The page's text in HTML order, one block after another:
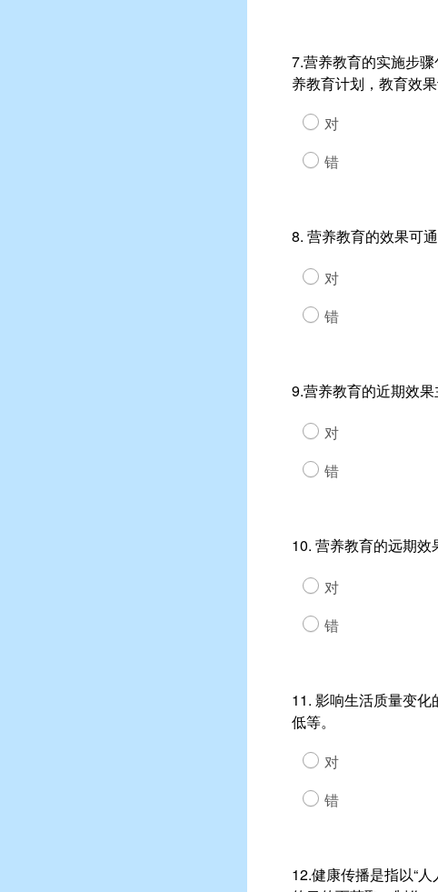
7.营养教育的实施步
养教育计划，教育效果
对
错
8. 营养教育的效果可
对
错
9.营养教育的近期效果
对
错
10. 营养教育的远期
对
错
11. 影响生活质量变
低等。
对
错
12.健康传播是指以“